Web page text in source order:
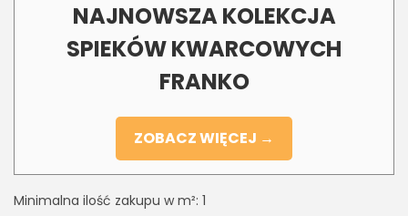
NAJNOWSZA KOLEKCJA
SPIEKÓW KWARCOWYCH
FRANKO
ZOBACZ WIĘCEJ →
Minimalna ilość zakupu w m²: 1